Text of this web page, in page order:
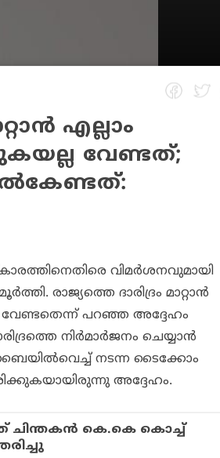
എല്ലാം
വേണ്ടത്;
വിമര്‍ശനവുമായി
രാജ്യത്തെ ദാരിദ്രം മാറ്റാന്‍
പറഞ്ഞ അദ്ദേഹം
നിര്‍മാര്‍ജനം ചെയ്യാന്‍
നടന്ന ടൈക്കോം
അദ്ദേഹം.
ചിന്തകൻ കെ.കെ കൊച്ച്